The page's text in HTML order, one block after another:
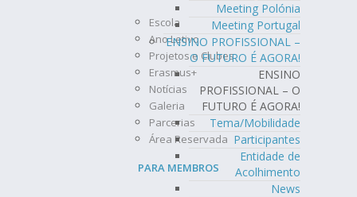
Meeting Polónia
Meeting Portugal
ENSINO PROFISSIONAL –
O FUTURO É AGORA!
ENSINO
PROFISSIONAL – O
FUTURO É AGORA!
Tema/Mobilidade
Participantes
Entidade de
Acolhimento
News
Escola
Ano Letivo
Projetos e Clubes
Erasmus+
Notícias
Galeria
Parcerias
Área Reservada
PARA MEMBROS